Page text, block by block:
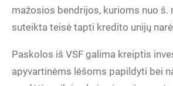
mažosios bendrijos, kurioms nuo š.
suteikta teisė tapti kredito unijų
Paskolos iš VSF galima kreiptis
apyvartinėms lėšoms papildyti bei